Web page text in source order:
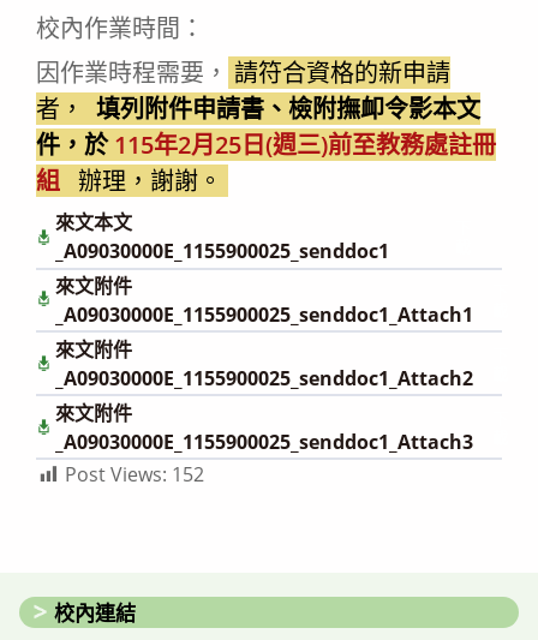
校內作業時間：
因作業時程需要， 請符合資格的新申請
者，
填列附件申請書、檢附撫卹令影本文
件，於 115年2月25日(週三)前至教務處註冊
組 辦理，謝謝。
來文本文
_A09030000E_1155900025_senddoc1
來文附件
_A09030000E_1155900025_senddoc1_Attach1
來文附件
_A09030000E_1155900025_senddoc1_Attach2
來文附件
_A09030000E_1155900025_senddoc1_Attach3
Post Views: 152
校內連結